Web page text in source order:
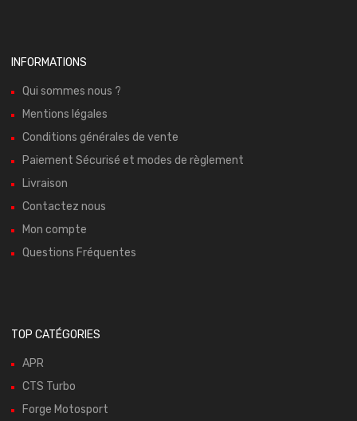
INFORMATIONS
Qui sommes nous ?
Mentions légales
Conditions générales de vente
Paiement Sécurisé et modes de règlement
Livraison
Contactez nous
Mon compte
Questions Fréquentes
TOP CATÉGORIES
APR
CTS Turbo
Forge Motosport